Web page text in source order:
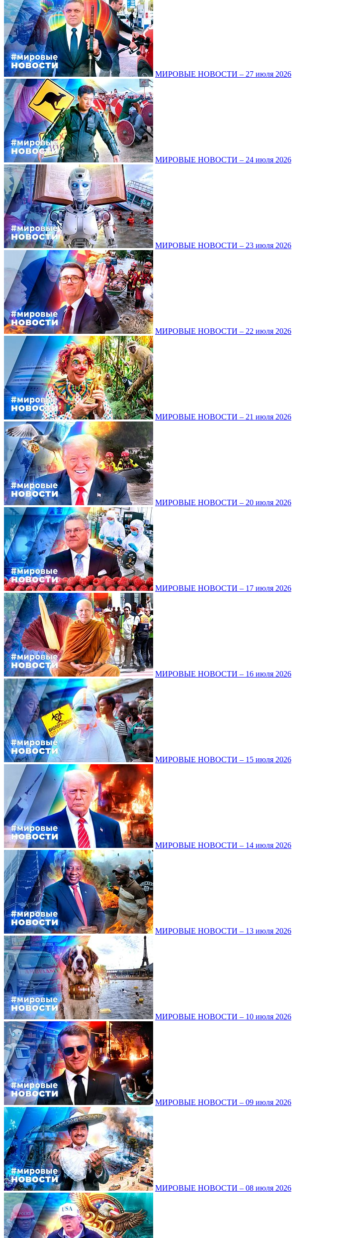
МИРОВЫЕ НОВОСТИ – 27 июля 2026
МИРОВЫЕ НОВОСТИ – 24 июля 2026
МИРОВЫЕ НОВОСТИ – 23 июля 2026
МИРОВЫЕ НОВОСТИ – 22 июля 2026
МИРОВЫЕ НОВОСТИ – 21 июля 2026
МИРОВЫЕ НОВОСТИ – 20 июля 2026
МИРОВЫЕ НОВОСТИ – 17 июля 2026
МИРОВЫЕ НОВОСТИ – 16 июля 2026
МИРОВЫЕ НОВОСТИ – 15 июля 2026
МИРОВЫЕ НОВОСТИ – 14 июля 2026
МИРОВЫЕ НОВОСТИ – 13 июля 2026
МИРОВЫЕ НОВОСТИ – 10 июля 2026
МИРОВЫЕ НОВОСТИ – 09 июля 2026
МИРОВЫЕ НОВОСТИ – 08 июля 2026